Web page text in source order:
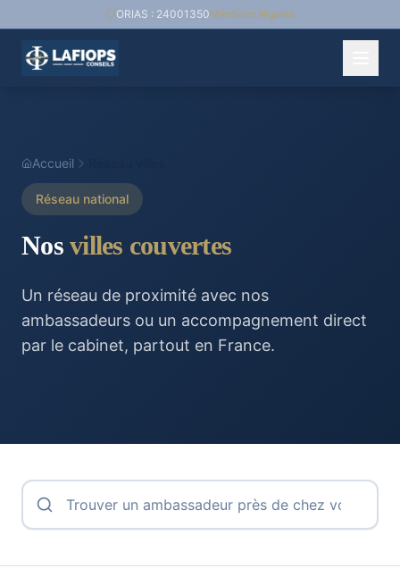
ORIAS : 24001350Mentions légales
Accueil
Réseau national
Nos villes couvertes
Un réseau de proximité avec nos
ambassadeurs ou un accompagnement direct
par le cabinet, partout en France.